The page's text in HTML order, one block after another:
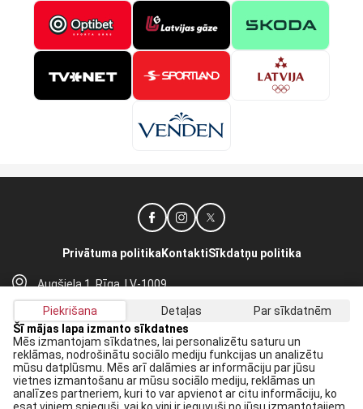
Augšiela 1, Rīga, LV-1009
lhf@lhf.lv
+371 67565614
Privātuma politika KontaktiSīkdatņu politika
Saņem jaunākās ziņas savā E-pastā:
Pieteikties
Piekrišana Detaļas
Par sīkdatnēm
Šī mājas lapa izmanto sīkdatnes
Mēs izmantojam sīkdatnes, lai personalizētu saturu un
reklāmas, nodrošinātu sociālo mediju funkcijas un analizētu
mūsu datplūsmu. Mēs arī dalāmies ar informāciju par jūsu
vietnes izmantošanu ar mūsu sociālo mediju, reklāmas un
analīzes partneriem, kuri to var apvienot ar citu informāciju, ko